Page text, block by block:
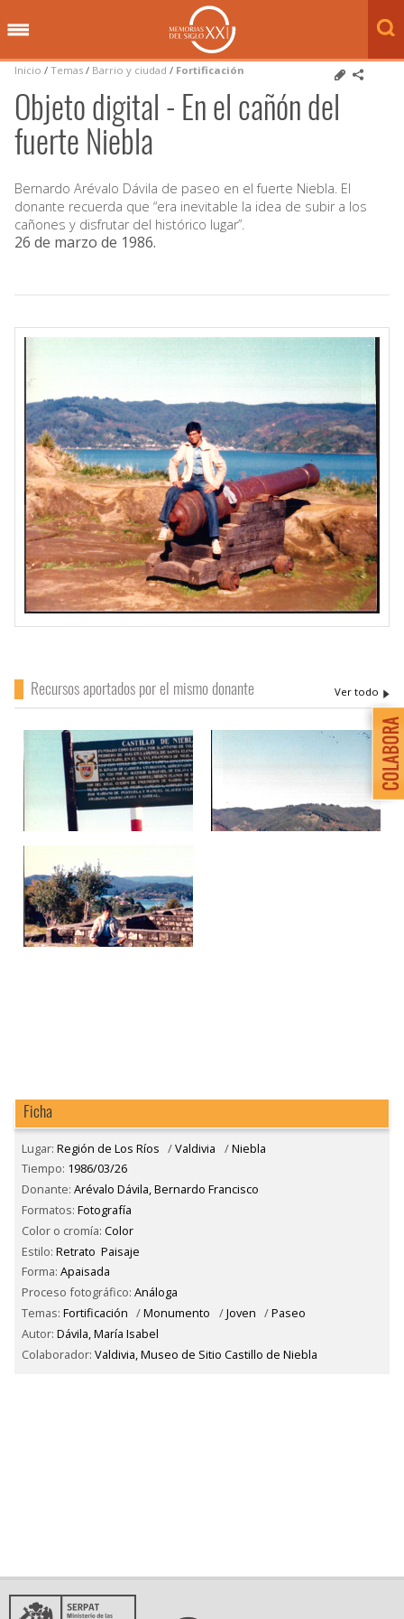
Inicio / Temas / Barrio y ciudad / Fortificación
Objeto digital - En el cañón del
fuerte Niebla
Bernardo Arévalo Dávila de paseo en el fuerte Niebla. El
donante recuerda que “era inevitable la idea de subir a los
cañones y disfrutar del histórico lugar”.
26 de marzo de 1986.
Recursos aportados por el mismo donante
Ficha
Lugar: Región de Los Ríos /Valdivia /Niebla
Tiempo: 1986/03/26
Donante: Arévalo Dávila, Bernardo Francisco
Formatos: Fotografía
Color o cromía: Color
Estilo: Retrato Paisaje
Forma: Apaisada
Proceso fotográfico: Análoga
Temas: Fortificación /Monumento /Joven /Paseo
Autor: Dávila, María Isabel
Colaborador: Valdivia, Museo de Sitio Castillo de Niebla